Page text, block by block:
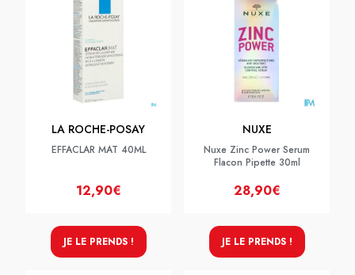
LA ROCHE-POSAY
EFFACLAR MAT 40ML
12,90€
JE LE PRENDS !
NUXE
Nuxe Zinc Power Serum
Flacon Pipette 30ml
28,90€
JE LE PRENDS !